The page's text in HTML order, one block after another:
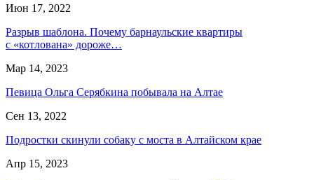
Июн 17, 2022
Разрыв шаблона. Почему барнаульские квартиры
с «котлована» дороже…
Мар 14, 2023
Певица Ольга Серябкина побывала на Алтае
Сен 13, 2022
Подростки скинули собаку с моста в Алтайском крае
Апр 15, 2023